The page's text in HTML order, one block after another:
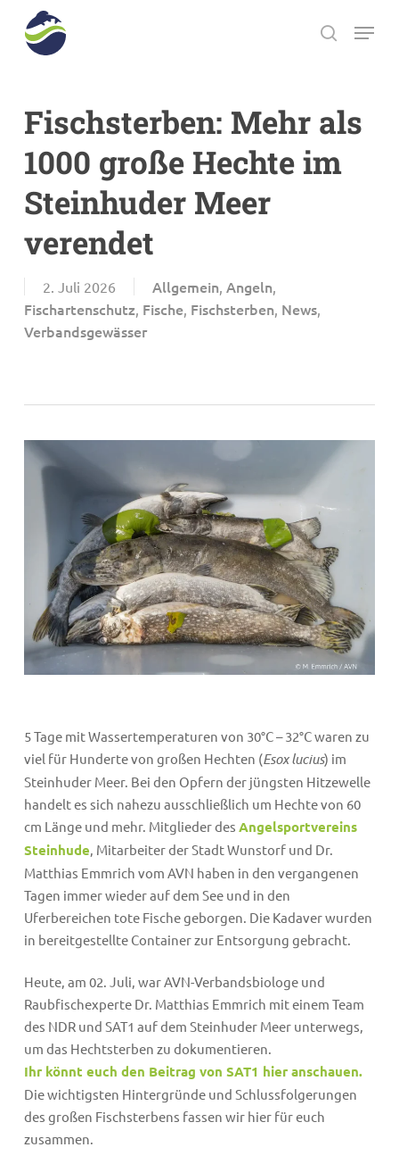
search
Menu
Fischsterben: Mehr als
1000 große Hechte im
Steinhuder Meer
verendet
2. Juli 2026 Allgemein, Angeln,
Fischartenschutz, Fische, Fischsterben, News,
Verbandsgewässer
5 Tage mit Wassertemperaturen von 30°C – 32°C waren zu
viel für Hunderte von großen Hechten (Esox lucius) im
Steinhuder Meer. Bei den Opfern der jüngsten Hitzewelle
handelt es sich nahezu ausschließlich um Hechte von 60
cm Länge und mehr. Mitglieder des Angelsportvereins
Steinhude, Mitarbeiter der Stadt Wunstorf und Dr.
Matthias Emmrich vom AVN haben in den vergangenen
Tagen immer wieder auf dem See und in den
Uferbereichen tote Fische geborgen. Die Kadaver wurden
in bereitgestellte Container zur Entsorgung gebracht.
Heute, am 02. Juli, war AVN-Verbandsbiologe und
Raubfischexperte Dr. Matthias Emmrich mit einem Team
des NDR und SAT1 auf dem Steinhuder Meer unterwegs,
um das Hechtsterben zu dokumentieren.
Ihr könnt euch den Beitrag von SAT1 hier anschauen.
Die wichtigsten Hintergründe und Schlussfolgerungen
des großen Fischsterbens fassen wir hier für euch
zusammen.